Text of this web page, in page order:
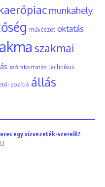
munkahely
művészet oktatás
szakmai
szórakoztatás technikus
pozíció állás
egy vízvezeték-szerelő?